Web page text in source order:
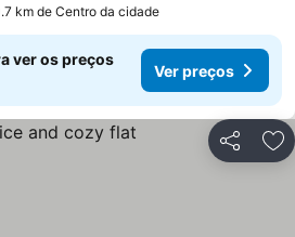
km de Centro da cidade
ver os preços
Ver preços
Partilhar